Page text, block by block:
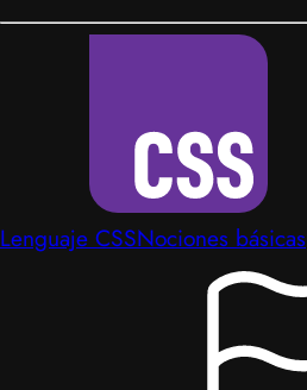
Lenguaje CSSNociones básicas